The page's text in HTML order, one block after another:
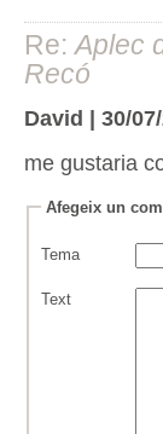
Re: Aplec
Recó
David | 30/
me gustaria
Afegeix un
Tema
Text